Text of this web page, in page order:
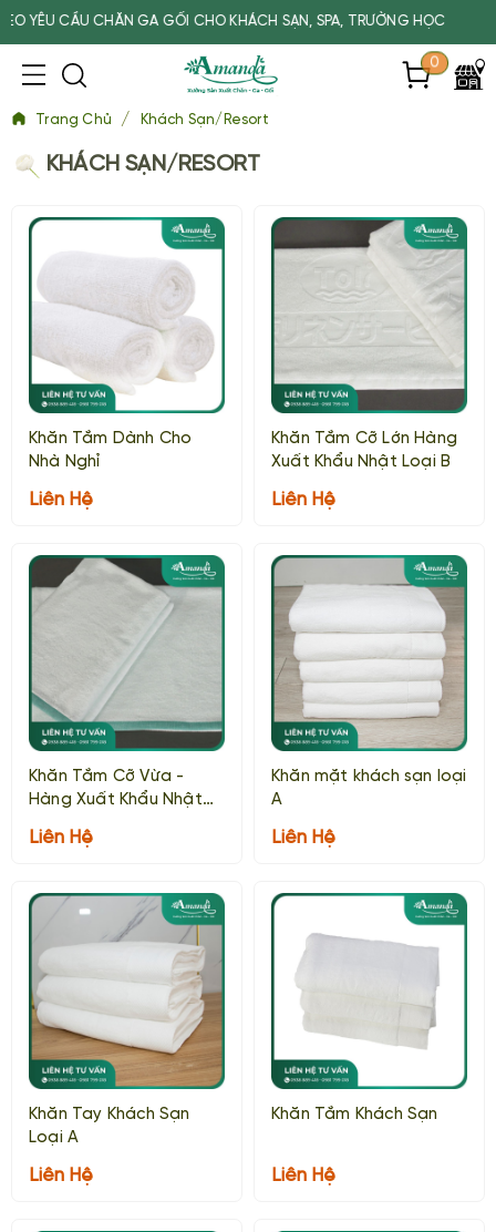
GỐI CHO KHÁCH SẠN, SPA, TRƯỜNG HỌC
0
Trang Chủ / Khách Sạn/Resort
KHÁCH SẠN/RESORT
Khăn Tắm Dành Cho
Nhà Nghỉ
Liên Hệ
Khăn Tắm Cỡ Lớn Hàng
Xuất Khẩu Nhật Loại B
Liên Hệ
Khăn Tắm Cỡ Vừa -
Hàng Xuất Khẩu Nhật
Liên Hệ
Khăn mặt khách sạn loại
A
Liên Hệ
Khăn Tay Khách Sạn
Loại A
Liên Hệ
Khăn Tắm Khách Sạn
Liên Hệ